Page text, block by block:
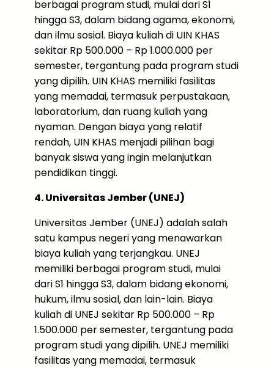
berbagai program studi, mulai dari S1
hingga S3, dalam bidang agama, ekonomi,
dan ilmu sosial. Biaya kuliah di UIN KHAS
sekitar Rp 500.000 – Rp 1.000.000 per
semester, tergantung pada program studi
yang dipilih. UIN KHAS memiliki fasilitas
yang memadai, termasuk perpustakaan,
laboratorium, dan ruang kuliah yang
nyaman. Dengan biaya yang relatif
rendah, UIN KHAS menjadi pilihan bagi
banyak siswa yang ingin melanjutkan
pendidikan tinggi.
4. Universitas Jember (UNEJ)
Universitas Jember (UNEJ) adalah salah
satu kampus negeri yang menawarkan
biaya kuliah yang terjangkau. UNEJ
memiliki berbagai program studi, mulai
dari S1 hingga S3, dalam bidang ekonomi,
hukum, ilmu sosial, dan lain-lain. Biaya
kuliah di UNEJ sekitar Rp 500.000 – Rp
1.500.000 per semester, tergantung pada
program studi yang dipilih. UNEJ memiliki
fasilitas yang memadai, termasuk